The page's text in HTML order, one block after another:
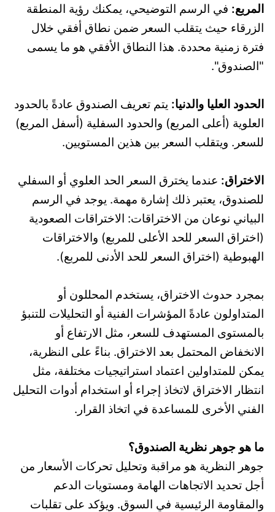
المربع: في الرسم التوضيحي، يمكنك رؤية المنطقة
الزرقاء حيث يتقلب السعر ضمن نطاق أفقي خلال
فترة زمنية محددة. هذا النطاق الأفقي هو ما يسمى
"الصندوق".
الحدود العليا والدنيا: يتم تعريف الصندوق عادةً بالحدود
العلوية (أعلى المربع) والحدود السفلية (أسفل المربع)
للسعر. ويتقلب السعر بين هذين المستويين.
الاختراق: عندما يخترق السعر الحد العلوي أو السفلي
للصندوق، يعتبر ذلك إشارة مهمة. يوجد في الرسم
البياني نوعان من الاختراقات: الاختراقات الصعودية
(اختراق السعر للحد الأعلى للمربع) والاختراقات
الهبوطية (اختراق السعر للحد الأدنى للمربع).
بمجرد حدوث الاختراق، يستخدم المحللون أو
المتداولون عادةً المؤشرات الفنية أو التحليلات للتنبؤ
بالمستوى المستهدف للسعر، مثل الارتفاع أو
الانخفاض المحتمل بعد الاختراق. بناءً على النظرية،
يمكن للمتداولين اعتماد استراتيجيات مختلفة، مثل
انتظار الاختراق لاتخاذ إجراء أو استخدام أدوات التحليل
الفني الأخرى للمساعدة في اتخاذ القرار.
ما هو جوهر نظرية الصندوق؟
جوهر النظرية هو مراقبة وتحليل تحركات الأسعار من
أجل تحديد الاتجاهات الهامة ومستويات الدعم
والمقاومة الرئيسية في السوق. ويؤكد على تقلبات